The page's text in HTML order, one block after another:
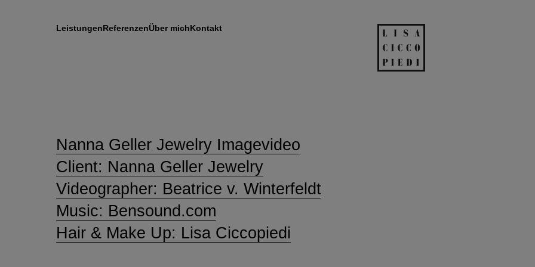
LeistungenReferenzenÜber michKontakt
Nanna Geller Jewelry Imagevideo
Client: Nanna Geller Jewelry
Videographer: Beatrice v. Winterfeldt
Music: Bensound.com
Hair & Make Up: Lisa Ciccopiedi